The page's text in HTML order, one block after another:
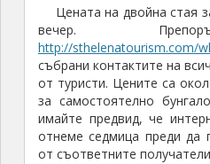
Цената на двойна стая
вечер.
http://sthelenatourism.com/
събрани контактите на
от туристи. Цените са
за самостоятелно
имайте предвид, че
отнеме седмица преди да
от съответните